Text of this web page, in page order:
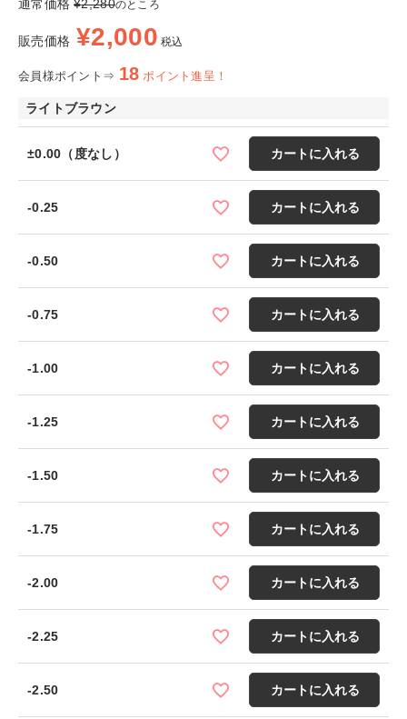
通常価格 ¥2,280のところ
販売価格 ¥2,000 税込
会員様ポイント⇒ 18 ポイント進呈！
ライトブラウン
±0.00（度なし） カートに入れる
-0.25 カートに入れる
-0.50 カートに入れる
-0.75 カートに入れる
-1.00 カートに入れる
-1.25 カートに入れる
-1.50 カートに入れる
-1.75 カートに入れる
-2.00 カートに入れる
-2.25 カートに入れる
-2.50 カートに入れる